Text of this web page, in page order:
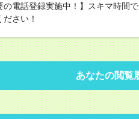
の電話登録実施中！】スキマ時間
さい！
あなたの閲覧